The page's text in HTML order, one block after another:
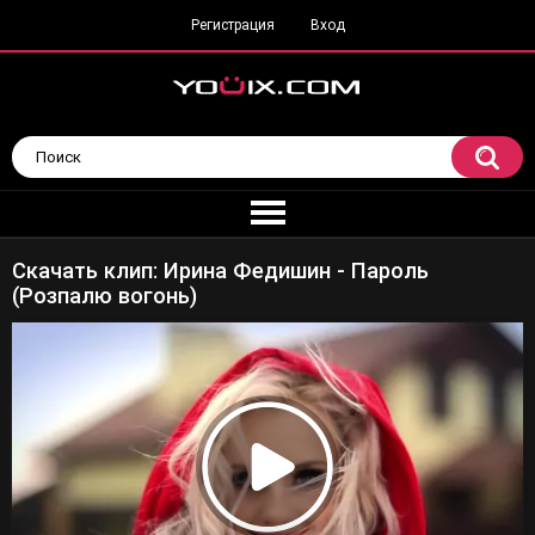
Регистрация Вход
Скачать клип: Ирина Федишин - Пароль
(Розпалю вогонь)